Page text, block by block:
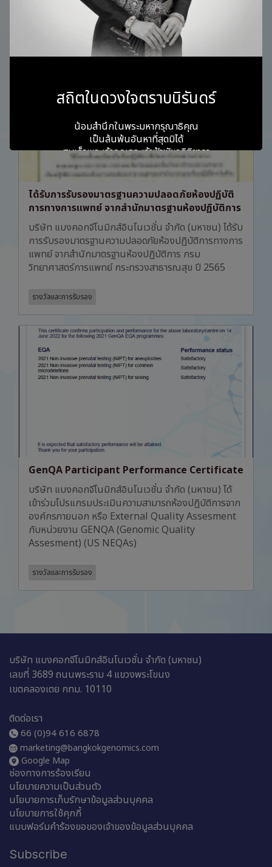
ได้รับการรับรองมาตรฐานความปลอดภัยห้องปฏิบัติ
การทางการแพทย์ จากสำนักมาตรฐานห้องปฏิบัติการ
บริษัท แบงคอกจีโนมิกส์อินโนเวชั่น จำกัด (มหาชน) ได้รับ
การรับรองมาตรฐานความปลอดภัยห้องปฏิบัติการทางการ
แพทย์ จากสำนักมาตรฐานห้องปฏิบัติการ กรม
วิทยาศาสตร์การแพทย์ กระทรวงสาธารณสุข ปี 2565
รางวัลและการรับรอง
GenQA Participant Performance Certificate
บริษัท แบงคอกจีโนมิกส์อินโนเวชั่น จำกัด (มหาชน) ได้
เข้าร่วมโปรแกรมประเมินความสามารถห้องปฏิบัติการจาก
องค์กรภายนอก หรือ External Quality Assesment
กับหน่วยงาน GENQA (Genomic Quality
Assesment) (US NEQAs)
รางวัลและการรับรอง
บริษัท แบงคอกจีโนมิกส์อินโนเวชั่น จำกัด (มหาชน)
เลขที่ 3689 ถนนพระราม 4 แขวงพระโขนง
เขตคลองเตย กทม. 10110
ติดต่อเรา
66 (0)94 616 6878
marketing@bangkokgenomics.com
Google Map
ช่องทางการร้องเรียน
นโยบายความเป็นส่วนตัว
นโยบายการเก็บรักษาข้อมูลส่วนบุคคล
นโยบายการใช้คุกกี้
แบบฟอร์มคำร้องขอของเจ้าของข้อมูลส่วนบุคคล
Subscribe
สถิตในดวงใจตราบนิรันดร์
น้อมสำนึกในพระมหากรุณาธิคุณ
เป็นล้นพ้นอันหาที่สุดมิได้
สมเด็จพระเจ้าลูกเธอ เจ้าฟ้าพัชรกิติยาภา
นเรนทิราเทพยวดี
กรมหลวงราชสาริณีสิริพัชร มหาวัชรราชธิดา
ข้าพระพุทธเจ้า คณะผู้บริหารและพนักงาน
บริษัท แบงคอกจีโนมิกส์อินโนเวชั่น จำกัด (มหาชน)